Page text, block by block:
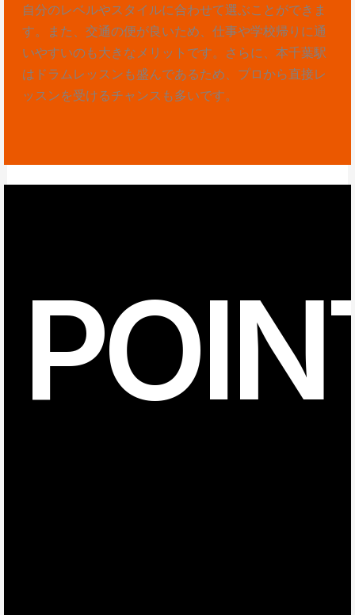
自分のレベルやスタイルに合わせて選ぶことができま
す。また、交通の便が良いため、仕事や学校帰りに通
いやすいのも大きなメリットです。さらに、本千葉駅
はドラムレッスンも盛んであるため、プロから直接レ
ッスンを受けるチャンスも多いです。